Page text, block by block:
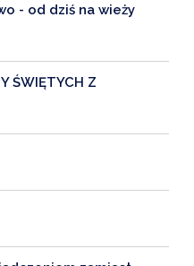
- od dziś na wieży
ŚWIĘTYCH Z